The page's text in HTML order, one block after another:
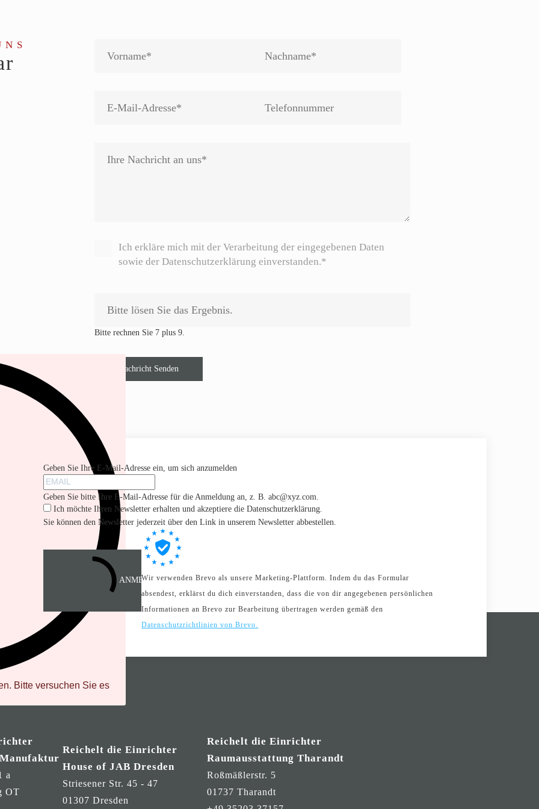
Ich erkläre mich mit der Verarbeitung der eingegebenen Daten
sowie der Datenschutzerklärung einverstanden.*
Bitte rechnen Sie 7 plus 9.
Nachricht Senden
Bitte versuchen Sie es
Geben Sie Ihre E-Mail-Adresse ein, um sich anzumelden
Geben Sie bitte Ihre E-Mail-Adresse für die Anmeldung an, z. B. abc@xyz.com.
Ich möchte Ihren Newsletter erhalten und akzeptiere die Datenschutzerklärung.
Sie können den Newsletter jederzeit über den Link in unserem Newsletter abbestellen.
ANMELDEN
Wir verwenden Brevo als unsere Marketing-Plattform. Indem du das Formular
absendest, erklärst du dich einverstanden, dass die von dir angegebenen persönlichen
Informationen an Brevo zur Bearbeitung übertragen werden gemäß den
Datenschutzrichtlinien von Brevo.
a
OT
Reichelt die Einrichter
House of JAB Dresden
Striesener Str. 45 - 47
01307 Dresden
Reichelt die Einrichter
Raumausstattung Tharandt
Roßmäßlerstr. 5
01737 Tharandt